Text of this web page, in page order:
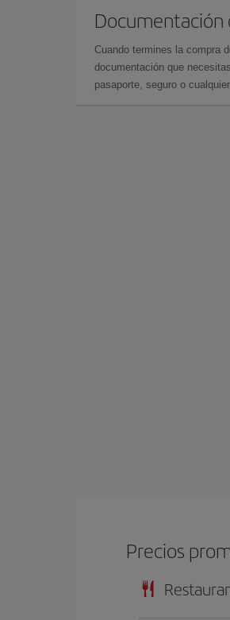
Documentación
Cuando termines la compra
documentación que
pasaporte, seguro o
Precios